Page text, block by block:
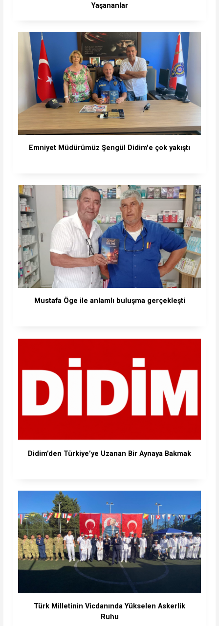
Yaşananlar
Emniyet Müdürümüz Şengül Didim'e çok yakıştı
Mustafa Öge ile anlamlı buluşma gerçekleşti
Didim’den Türkiye’ye Uzanan Bir Aynaya Bakmak
Türk Milletinin Vicdanında Yükselen Askerlik
Ruhu